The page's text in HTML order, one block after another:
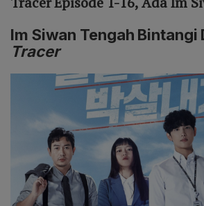
Im Siwan Tengah Bintangi
Tracer